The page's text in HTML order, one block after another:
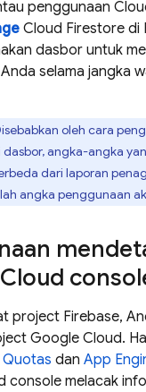
penggunaan
Cloud Firestore di
dasbor untuk
selama jangka
oleh cara
angka-angka
dari laporan
angka penggunaan
project Firebase,
Google Cloud.
Quotas dan App
console melacak